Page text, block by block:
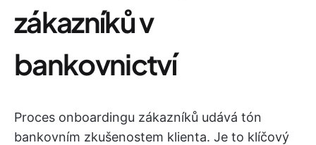
zákazníků v
bankovnictví
Proces onboardingu zákazníků udává tón
bankovním zkušenostem klienta. Je to klíčový